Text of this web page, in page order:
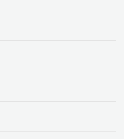
客様の個人情報の漏洩防止に